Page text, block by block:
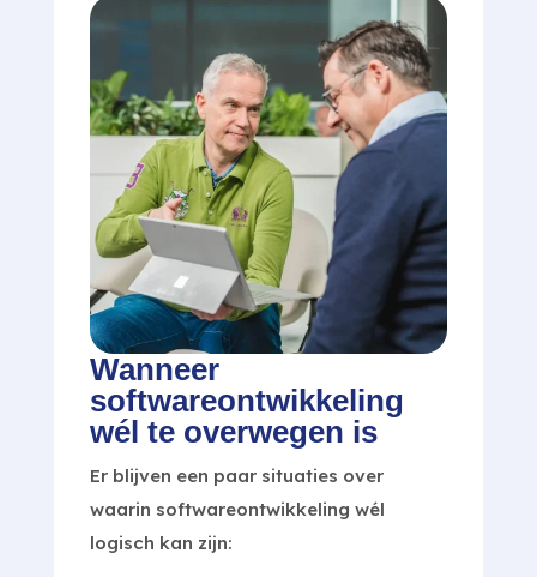
Wanneer
softwareontwikkeling
wél te overwegen is
Er blijven een paar situaties over
waarin softwareontwikkeling wél
logisch kan zijn: